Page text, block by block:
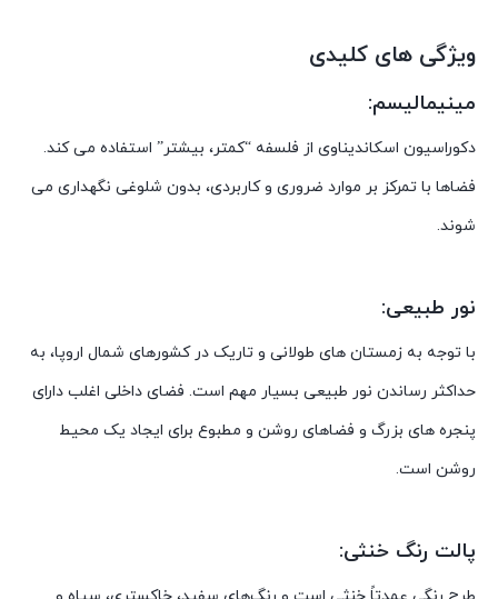
ویژگی های کلیدی
مینیمالیسم:
دکوراسیون اسکاندیناوی از فلسفه “کمتر، بیشتر” استفاده می کند.
فضاها با تمرکز بر موارد ضروری و کاربردی، بدون شلوغی نگهداری می
شوند.
نور طبیعی:
با توجه به زمستان های طولانی و تاریک در کشورهای شمال اروپا، به
حداکثر رساندن نور طبیعی بسیار مهم است. فضای داخلی اغلب دارای
پنجره های بزرگ و فضاهای روشن و مطبوع برای ایجاد یک محیط
روشن است.
پالت رنگ خنثی: